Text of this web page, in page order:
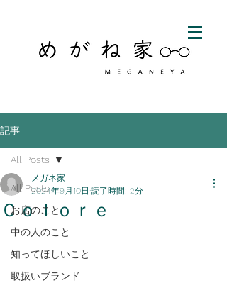
記事
All Posts
お店のこと
中の人のこと
知ってほしいこと
取扱いブランド
All Posts
Ｃｏｌｏｒｅ
メガネ家
2024年9月10日 読了時間: 2分